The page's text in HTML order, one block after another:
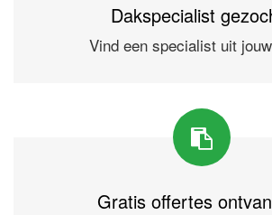
Dakspecialist
Vind een specialist uit
Gratis offertes